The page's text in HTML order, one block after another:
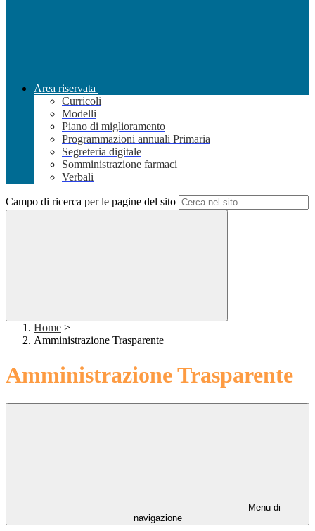
Area riservata
Curricoli
Modelli
Piano di miglioramento
Programmazioni annuali Primaria
Segreteria digitale
Somministrazione farmaci
Verbali
Campo di ricerca per le pagine del sito
Home >
Amministrazione Trasparente
Amministrazione Trasparente
Menu di
navigazione